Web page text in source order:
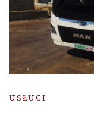
USŁUGI